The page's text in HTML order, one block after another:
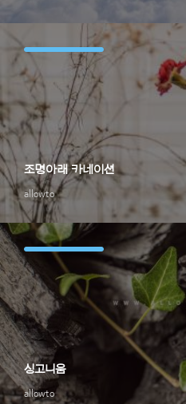
allowto
조명아래 카네이션
allowto
싱고니움